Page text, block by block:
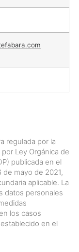
regulada por la
Ley Orgánica de
publicada en el
de mayo de 2021,
aplicable. La
datos personales
los casos
en el